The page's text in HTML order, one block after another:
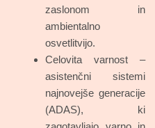
zaslonom in
ambientalno
osvetlitvijo.
Celovita varnost –
asistenčni sistemi
najnovejše generacije
(ADAS), ki